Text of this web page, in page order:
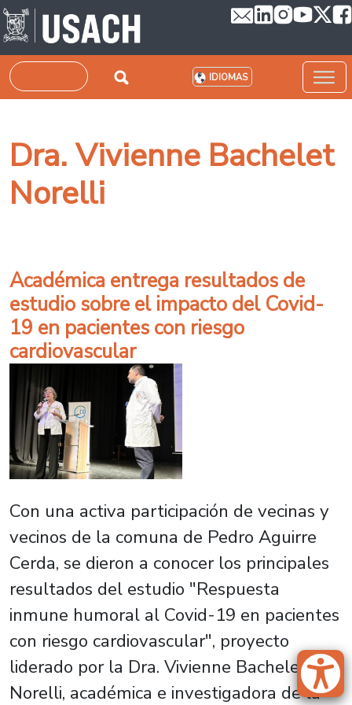
Pasar al contenido principal
Buscar IDIOMAS
Dra. Vivienne Bachelet
Norelli
Académica entrega resultados de
estudio sobre el impacto del Covid-
19 en pacientes con riesgo
cardiovascular
Con una activa participación de vecinas y
vecinos de la comuna de Pedro Aguirre
Cerda, se dieron a conocer los principales
resultados del estudio "Respuesta
inmune humoral al Covid-19 en pacientes
con riesgo cardiovascular", proyecto
liderado por la Dra. Vivienne Bachelet
Norelli, académica e investigadora de la